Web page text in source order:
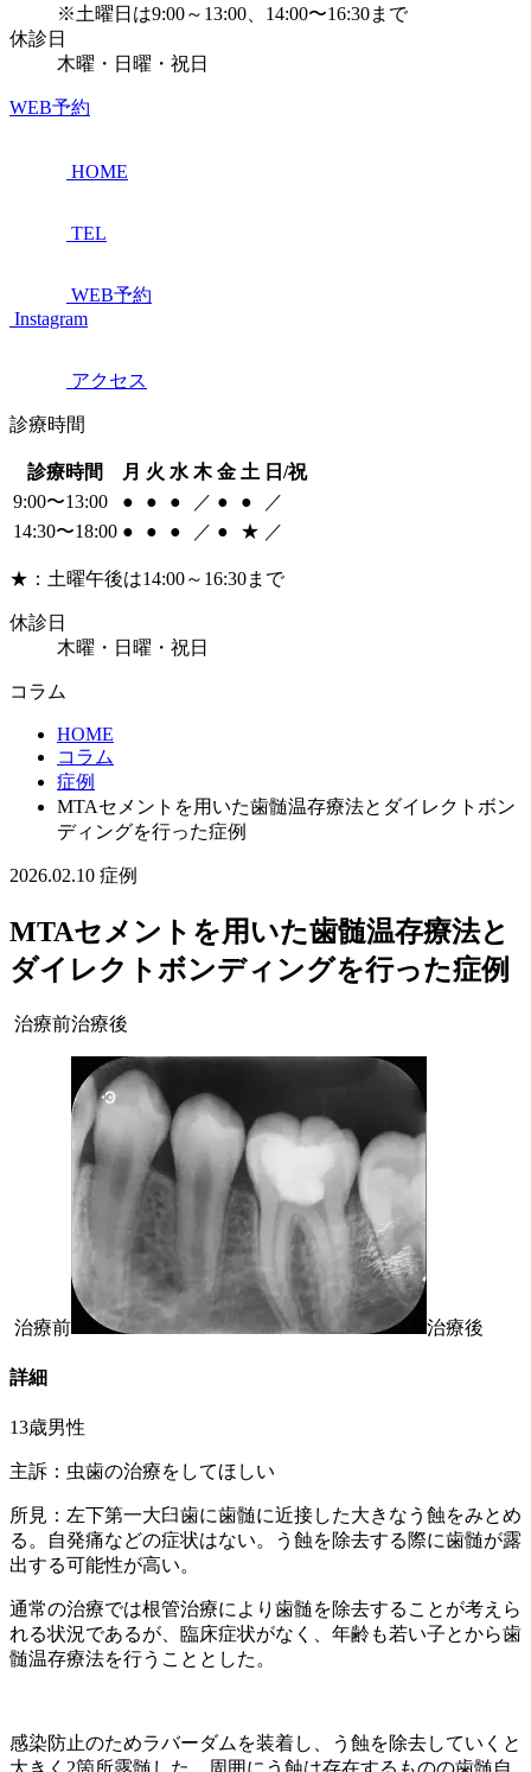
※土曜日は9:00～13:00、14:00〜16:30まで
休診日
木曜・日曜・祝日
WEB予約
HOME
TEL
WEB予約
Instagram
アクセス
診療時間
診療時間 月 火 水 木 金 土 日/祝
9:00〜13:00
● ● ● ／ ● ●
／
14:30〜18:00 ● ● ● ／ ● ★ ／
★：土曜午後は14:00～16:30まで
休診日
木曜・日曜・祝日
コラム
HOME
コラム
症例
MTAセメントを用いた歯髄温存療法とダイレクトボン
ディングを行った症例
2026.02.10 症例
MTAセメントを用いた歯髄温存療法と
ダイレクトボンディングを行った症例
治療前治療後
治療前 治療後
詳細
13歳男性
主訴：虫歯の治療をしてほしい
所見：左下第一大臼歯に歯髄に近接した大きなう蝕をみとめ
る。自発痛などの症状はない。う蝕を除去する際に歯髄が露
出する可能性が高い。
通常の治療では根管治療により歯髄を除去することが考えら
れる状況であるが、臨床症状がなく、年齢も若い子とから歯
髄温存療法を行うこととした。
感染防止のためラバーダムを装着し、う蝕を除去していくと